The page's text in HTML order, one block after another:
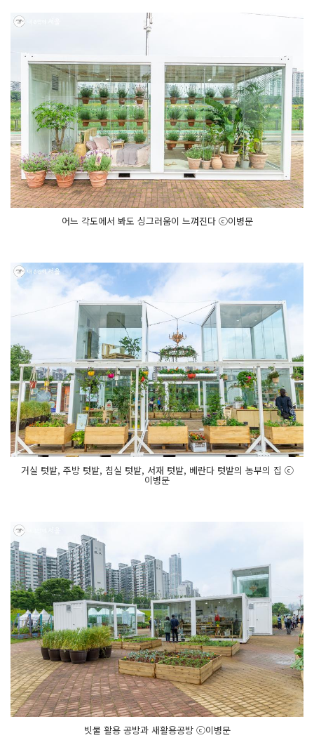
어느 각도에서 봐도 싱그러움이 느껴진다 ⓒ이병문
거실 텃밭, 주방 텃밭, 침실 텃밭, 서재 텃밭, 베란다 텃밭의 농부의 집 ⓒ
이병문
빗물 활용 공방과 새활용공방 ⓒ이병문